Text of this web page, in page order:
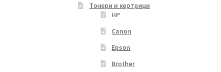
Тонери и кертриџи
HP
Canon
Epson
Brother